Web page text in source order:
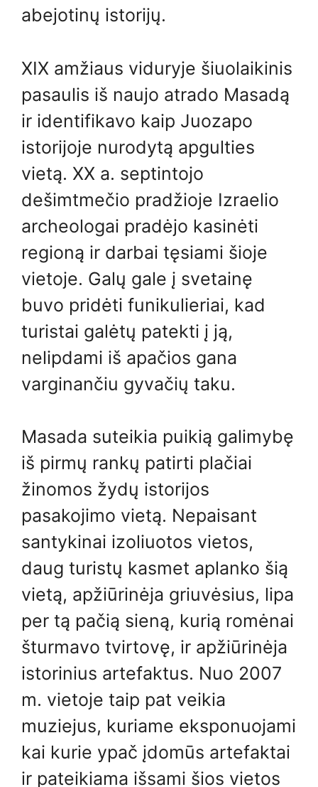
abejotinų istorijų.
XIX amžiaus viduryje šiuolaikinis
pasaulis iš naujo atrado Masadą
ir identifikavo kaip Juozapo
istorijoje nurodytą apgulties
vietą. XX a. septintojo
dešimtmečio pradžioje Izraelio
archeologai pradėjo kasinėti
regioną ir darbai tęsiami šioje
vietoje. Galų gale į svetainę
buvo pridėti funikulieriai, kad
turistai galėtų patekti į ją,
nelipdami iš apačios gana
varginančiu gyvačių taku.
Masada suteikia puikią galimybę
iš pirmų rankų patirti plačiai
žinomos žydų istorijos
pasakojimo vietą. Nepaisant
santykinai izoliuotos vietos,
daug turistų kasmet aplanko šią
vietą, apžiūrinėja griuvėsius, lipa
per tą pačią sieną, kurią romėnai
šturmavo tvirtovę, ir apžiūrinėja
istorinius artefaktus. Nuo 2007
m. vietoje taip pat veikia
muziejus, kuriame eksponuojami
kai kurie ypač įdomūs artefaktai
ir pateikiama išsami šios vietos